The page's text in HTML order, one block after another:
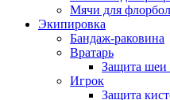
Мячи для
Экипировка
Бандаж-раковина
Вратарь
Защита шеи
Игрок
Защита